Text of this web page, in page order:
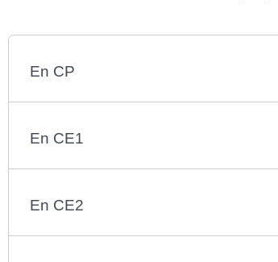
En CP
En CE1
En CE2